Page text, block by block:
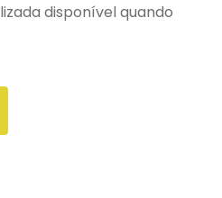
disponível quando